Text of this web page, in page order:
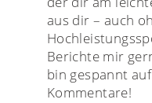
aus dir – auch
Berichte mir
bin gespannt
Kommentare!